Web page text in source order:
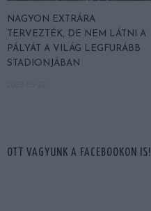
NAGYON EXTRÁRA
TERVEZTÉK, DE NEM LÁTNI A
PÁLYÁT A VILÁG LEGFURÁBB
STADIONJÁBAN
OTT VAGYUNK A FACEBOOKON IS!